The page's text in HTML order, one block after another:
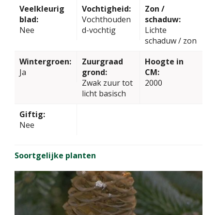
Veelkleurig
blad:
Nee
Vochtigheid:
Vochthouden
d-vochtig
Zon /
schaduw:
Lichte
schaduw / zon
Wintergroen:
Ja
Zuurgraad
grond:
Zwak zuur tot
licht basisch
Hoogte in
CM:
2000
Giftig:
Nee
Soortgelijke planten